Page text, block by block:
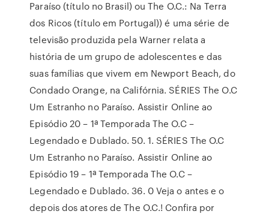
Paraíso (título no Brasil) ou The O.C.: Na Terra
dos Ricos (título em Portugal)) é uma série de
televisão produzida pela Warner relata a
história de um grupo de adolescentes e das
suas famílias que vivem em Newport Beach, do
Condado Orange, na Califórnia. SÉRIES The O.C
Um Estranho no Paraíso. Assistir Online ao
Episódio 20 – 1ª Temporada The O.C –
Legendado e Dublado. 50. 1. SÉRIES The O.C
Um Estranho no Paraíso. Assistir Online ao
Episódio 19 – 1ª Temporada The O.C –
Legendado e Dublado. 36. 0 Veja o antes e o
depois dos atores de The O.C.! Confira por